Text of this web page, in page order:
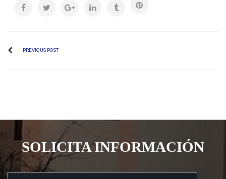
PREVIOUS POST
SOLICITA INFORMACIÓN